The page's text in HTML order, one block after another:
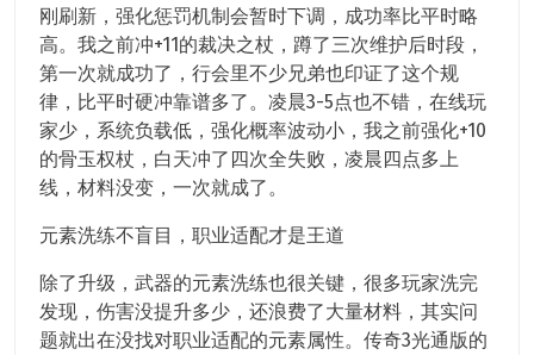
刚刷新，强化惩罚机制会暂时下调，成功率比平时略
高。我之前冲+11的裁决之杖，蹲了三次维护后时段，
第一次就成功了，行会里不少兄弟也印证了这个规
律，比平时硬冲靠谱多了。凌晨3-5点也不错，在线玩
家少，系统负载低，强化概率波动小，我之前强化+10
的骨玉权杖，白天冲了四次全失败，凌晨四点多上
线，材料没变，一次就成了。
元素洗练不盲目，职业适配才是王道
除了升级，武器的元素洗练也很关键，很多玩家洗完
发现，伤害没提升多少，还浪费了大量材料，其实问
题就出在没找对职业适配的元素属性。传奇3光通版的